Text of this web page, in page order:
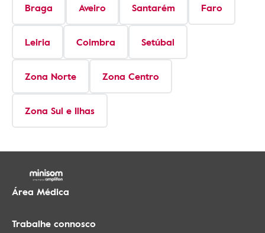
Braga Aveiro Santarém Faro
Leiria Coimbra Setúbal
Zona Norte Zona Centro
Zona Sul e Ilhas
Área Médica
Trabalhe connosco